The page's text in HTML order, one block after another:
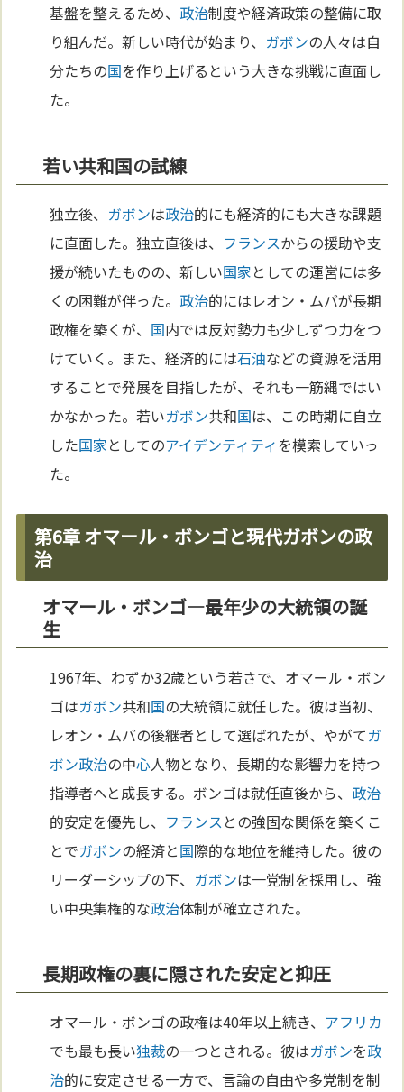
基盤を整えるため、 政治制度や経済政策の整備に取
り組んだ。新しい時代が始まり、 ガボンの人々は自
分たちの国を作り上げるという大きな挑戦に直面し
た。
若い共和国の試練
独立後、 ガボンは政治的にも経済的にも大きな課題
に直面した。独立直後は、 フランスからの援助や支
援が続いたものの、新しい国家としての運営には多
くの困難が伴った。 政治的にはレオン・ムバが長期
政権を築くが、 国内では反対勢力も少しずつ力をつ
けていく。また、経済的には石油などの資源を活用
することで発展を目指したが、それも一筋縄ではい
かなかった。若いガボン共和国は、この時期に自立
した国家としてのアイデンティティを模索していっ
た。
第6章 オマール・ボンゴと現代ガボンの政
治
オマール・ボンゴ—最年少の大統領の誕
生
1967年、わずか32歳という若さで、オマール・ボン
ゴはガボン共和国の大統領に就任した。彼は当初、
レオン・ムバの後継者として選ばれたが、やがてガ
ボン政治の中心人物となり、長期的な影響力を持つ
指導者へと成長する。ボンゴは就任直後から、 政治
的安定を優先し、 フランス との強固な関係を築くこ
とでガボンの経済と国際的な地位を維持した。彼の
リーダーシップの下、 ガボンは一党制を採用し、強
い中央集権的な政治体制が確立された。
長期政権の裏に隠された安定と抑圧
オマール・ボンゴの政権は40年以上続き、 アフリカ
でも最も長い独裁の一つとされる。彼はガボンを政
治的に安定させる一方で、言論の自由や多党制を制